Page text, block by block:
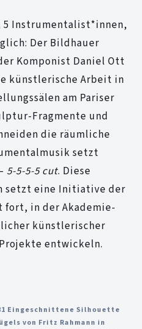
5 Instrumentalist*innen,
Der Bildhauer
Komponist Daniel Ott
künstlerische Arbeit in
am Pariser
Fragmente und
die räumliche
setzt
5-5-5-5 cut. Diese
setzt eine Initiative der
fort, in der Akademie-
künstlerischer
entwickeln.
Eingeschnittene Silhouette
von Fritz Rahmann in